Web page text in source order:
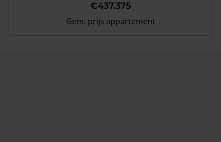
€437.375
Gem. prijs appartement